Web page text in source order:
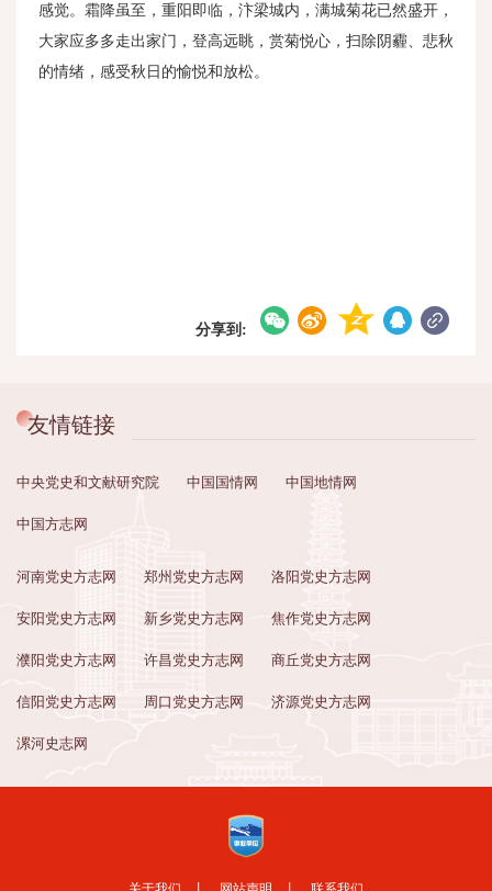
感觉。霜降虽至，重阳即临，汴梁城内，满城菊花已然盛开，
大家应多多走出家门，登高远眺，赏菊悦心，扫除阴霾、悲秋
的情绪，感受秋日的愉悦和放松。
分享到:
友情链接
中央党史和文献研究院 中国国情网 中国地情网
中国方志网
河南党史方志网 郑州党史方志网 洛阳党史方志网
安阳党史方志网 新乡党史方志网 焦作党史方志网
濮阳党史方志网 许昌党史方志网 商丘党史方志网
信阳党史方志网 周口党史方志网 济源党史方志网
漯河史志网